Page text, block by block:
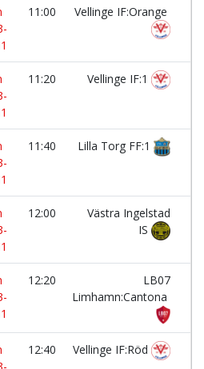
11:00 Vellinge IF:Orange
11:20 Vellinge IF:1
11:40 Lilla Torg FF:1
12:00
Västra Ingelstad
IS
12:20
LB07
Limhamn:Cantona
12:40 Vellinge IF:Röd